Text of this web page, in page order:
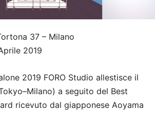
37 – Milano
2019
2019 FORO Studio allestisce il
a seguito del Best
ricevuto dal giapponese Aoyama